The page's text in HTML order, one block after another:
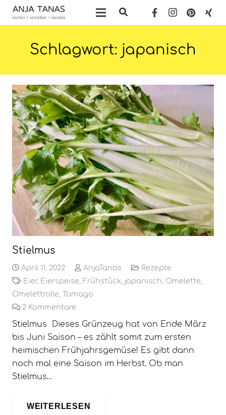
Schlagwort: japanisch
Stielmus
April 11, 2022 AnjaTanas
Rezepte
Eier, Eierspeise Frühstück japanisch Omelette
Omelettrolle Tamago
2 Kommentare
Stielmus Dieses Grünzeug hat von Ende März
bis Juni Saison – es zählt somit zum ersten
heimischen Frühjahrsgemüse! Es gibt dann
noch mal eine Saison im Herbst. Ob man
Stielmus…
WEITERLESEN